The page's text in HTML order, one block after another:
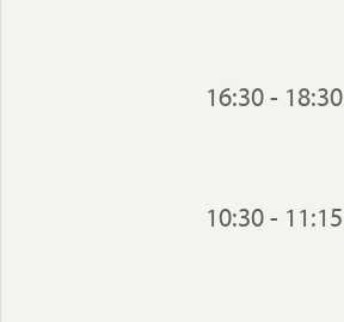
16:30 - 18:30
10:30 - 11:15